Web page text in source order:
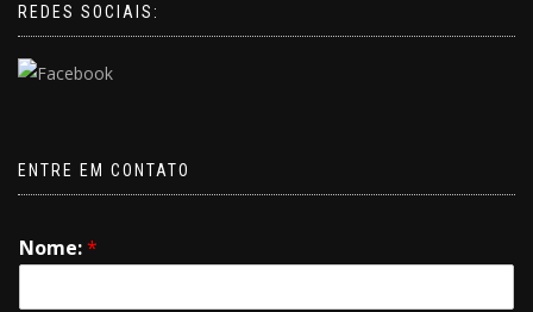
REDES SOCIAIS:
ENTRE EM CONTATO
Nome:*